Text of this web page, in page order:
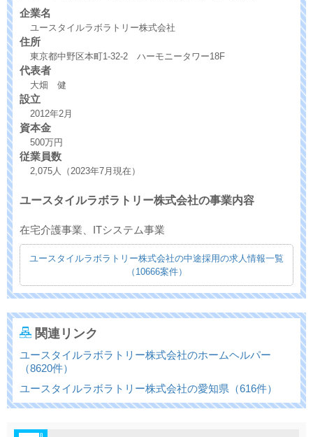
企業名
ユースタイルラボラトリー株式会社
住所
東京都中野区本町1-32-2 ハーモニータワー18F
代表者
大畑 健
設立
2012年2月
資本金
500万円
従業員数
2,075人（2023年7月現在）
ユースタイルラボラトリー株式会社の事業内容
在宅介護事業、ITシステム事業
ユースタイルラボラトリー株式会社の中途採用の求人情報一覧
（10666案件）
関連リンク
ユースタイルラボラトリー株式会社のホームヘルパー
（8620件）
ユースタイルラボラトリー株式会社の愛知県（616件）